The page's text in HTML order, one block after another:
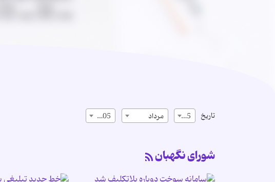
تاریخ 15 مرداد 1405
شورای نگهبان